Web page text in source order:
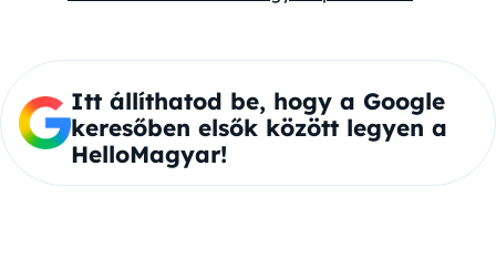
Itt állíthatod be, hogy a Google
keresőben elsők között legyen a
HelloMagyar!